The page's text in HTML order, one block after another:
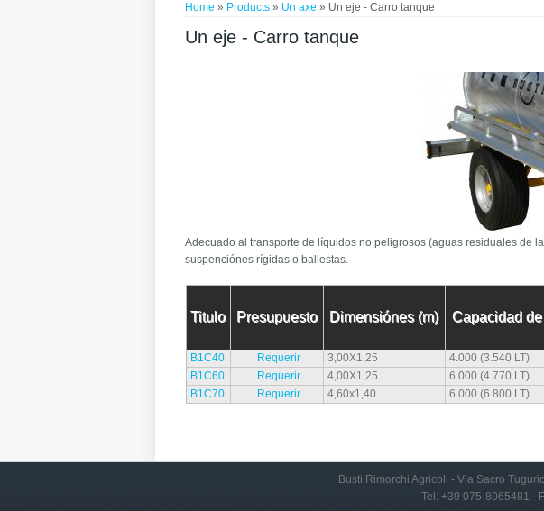
Home » Products » Un axe » Un eje - Carro tanque
Un eje - Carro tanque
Adecuado al transporte de líquidos no peligrosos (aguas residuales de
suspenciónes rígidas o ballestas.
Titulo Presupuesto Dimensiónes (m) Capacidad
B1C40 Requerir 3,00X1,25 4.000 (3.540 LT)
B1C60
Requerir 4,00X1,25 6.000 (4.770 LT)
B1C70
Requerir 4,60x1,40 6.000 (6.800 LT)
Busti Rimorchi Agricoli - Via Sacro
Tel: +39 075-8065481 -